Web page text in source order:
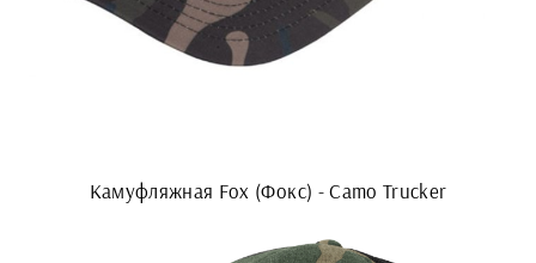
Камуфляжная Fox (Фокс) - Camo Trucker